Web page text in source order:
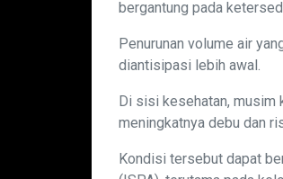
bergantung pada
Penurunan volume air
diantisipasi lebih awal.
Di sisi kesehatan, musim
meningkatnya debu dan
Kondisi tersebut dapat